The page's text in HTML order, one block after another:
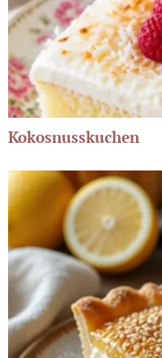
Kokosnusskuchen